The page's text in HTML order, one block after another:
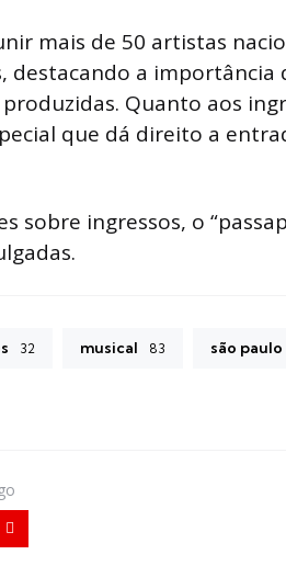
mais de 50 artistas
destacando a importância
Quanto aos
que dá direito a
sobre ingressos, o
32 musical 83 são paulo